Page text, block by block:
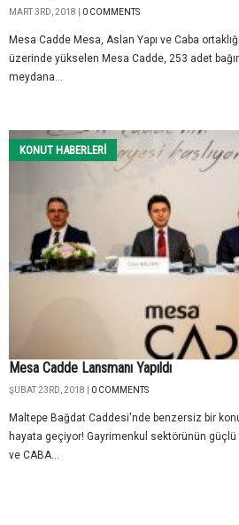
MART 3RD, 2018 | 0 COMMENTS
Mesa Cadde Mesa, Aslan Yapı ve Caba
üzerinde yükselen Mesa Cadde, 253 adet
meydana...
KONUT HABERLERI
Mesa Cadde Lansmanı Yapıldı
ŞUBAT 23RD, 2018 | 0 COMMENTS
Maltepe Bağdat Caddesi'nde benzersiz bir
hayata geçiyor! Gayrimenkul sektörünün güçlü
ve CABA...